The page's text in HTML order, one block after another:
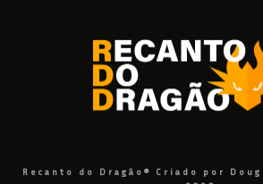
Recanto do Dragão® Criado por